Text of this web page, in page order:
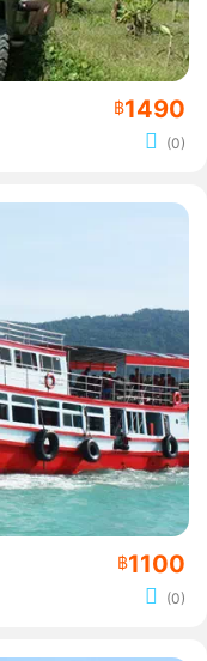
฿1490
(0)
฿1100
(0)